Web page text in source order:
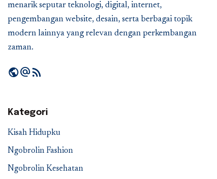
menarik seputar teknologi, digital, internet,
pengembangan website, desain, serta berbagai topik
modern lainnya yang relevan dengan perkembangan
zaman.
publicalternate_emailrss_feed
Kategori
Kisah Hidupku
Ngobrolin Fashion
Ngobrolin Kesehatan